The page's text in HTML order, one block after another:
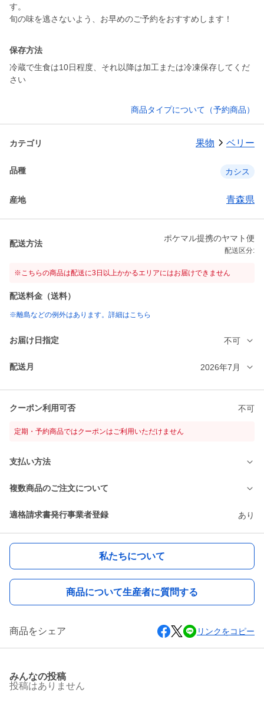
す。
保存方法
冷蔵で生食は10日程度、それ以降は加工または冷凍保存してくだ
さい
商品タイプについて（予約商品）
カテゴリ 果物 ベリー
品種 カシス
産地 青森県
配送方法
ポケマル提携のヤマト便
配送区分:
※こちらの商品は配送に3日以上かかるエリアにはお届けできません
配送料金（送料）
※離島などの例外はあります。詳細はこちら
お届け日指定 不可
配送月 2026年7月
クーポン利用可否 不可
定期・予約商品ではクーポンはご利用いただけません
支払い方法
複数商品のご注文について
適格請求書発行事業者登録 あり
私たちについて
商品について生産者に質問する
商品をシェア リンクをコピー
みんなの投稿
投稿はありません